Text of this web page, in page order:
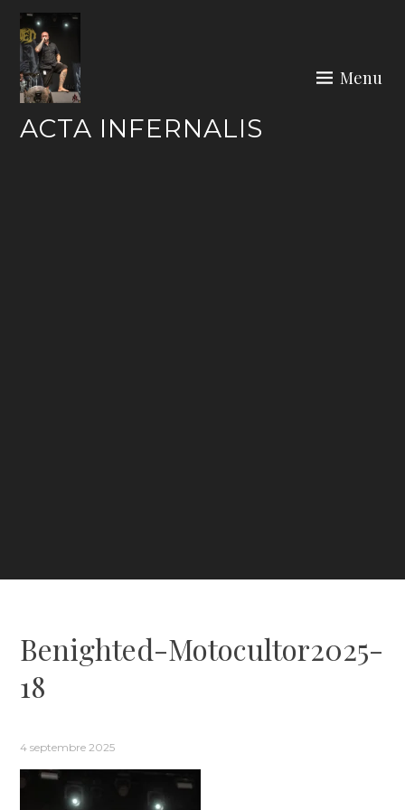
Skip
content
ACTA INFERNALIS
Menu
Benighted-Motocultor2025-
18
4 septembre 2025